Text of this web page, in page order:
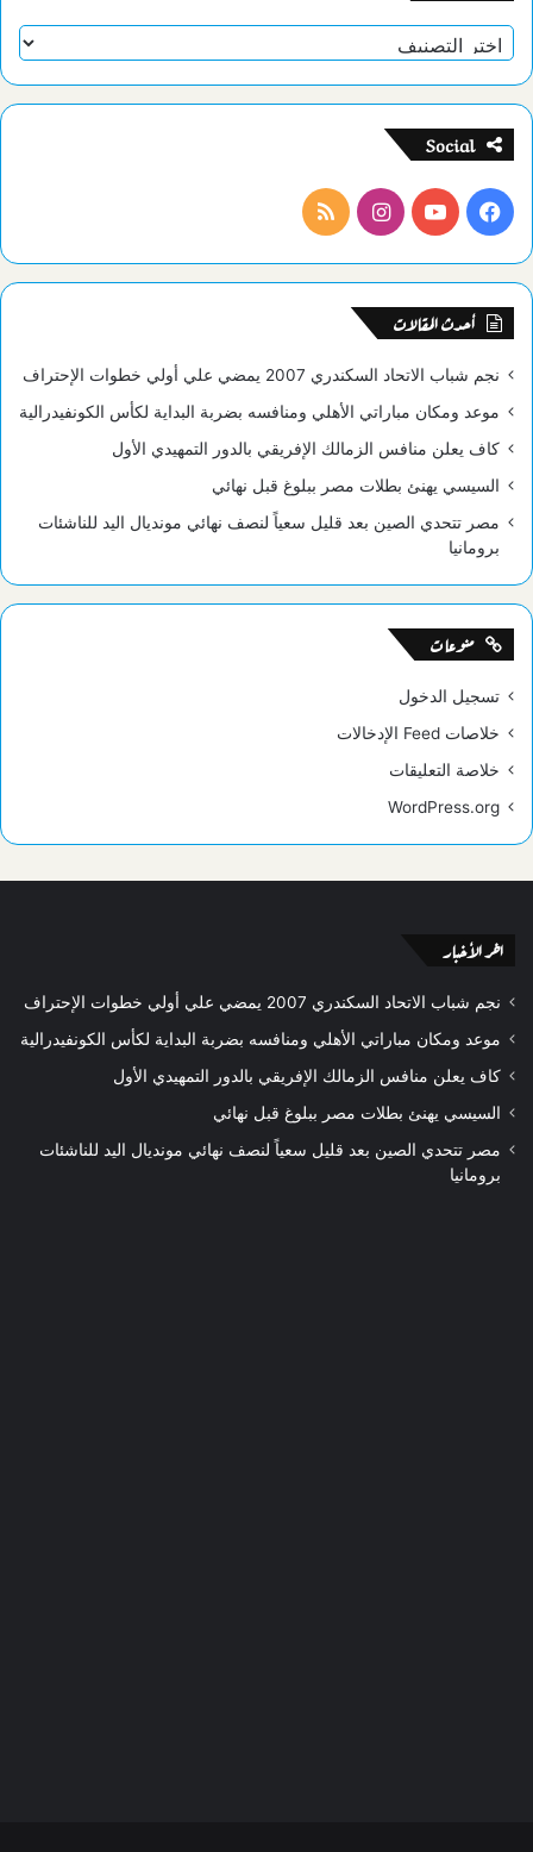
تصنيفات
Social
فيسبوكيوتيوبانستقرامملخص
الموقع
أحدث المقالات
نجم شباب الاتحاد السكندري 2007 يمضي علي أولي خطوات الإحتراف
موعد ومكان مباراتي الأهلي ومنافسه بضربة البداية لكأس الكونفيدرالية
كاف يعلن منافس الزمالك الإفريقي بالدور التمهيدي الأول
السيسي يهنئ بطلات مصر ببلوغ قبل نهائي
مصر تتحدي الصين بعد قليل سعياً لنصف نهائي مونديال اليد للناشئات
برومانيا
منوعات
تسجيل الدخول
خلاصات Feed الإدخالات
خلاصة التعليقات
WordPress.org
اخر الأخبار
نجم شباب الاتحاد السكندري 2007 يمضي علي أولي خطوات الإحتراف
موعد ومكان مباراتي الأهلي ومنافسه بضربة البداية لكأس الكونفيدرالية
كاف يعلن منافس الزمالك الإفريقي بالدور التمهيدي الأول
السيسي يهنئ بطلات مصر ببلوغ قبل نهائي
مصر تتحدي الصين بعد قليل سعياً لنصف نهائي مونديال اليد للناشئات
برومانيا